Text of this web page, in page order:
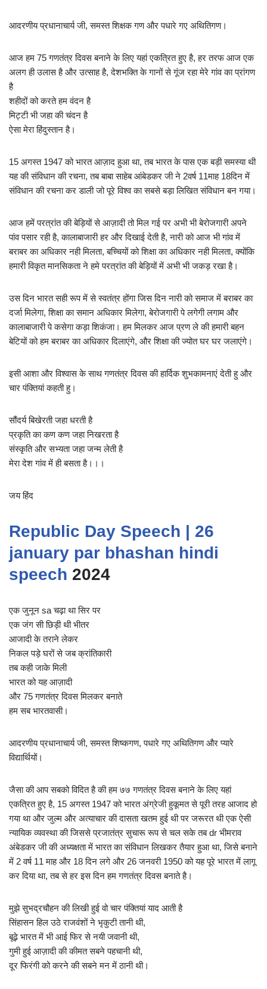
आदरणीय प्रधानाचार्य जी, समस्त शिक्षक गण और पधारे गए अथितिगण।
आज हम 75 गणतंत्र दिवस बनाने के लिए यहां एकत्रित हुए है, हर तरफ आज एक
अलग ही उलास है और उत्साह है, देशभक्ति के गानों से गूंज रहा मेरे गांव का प्रांगण
है
शहीदों को करते हम वंदन है
मिट्टी भी जहा की चंदन है
ऐसा मेरा हिंदुस्तान है।
15 अगस्त 1947 को भारत आज़ाद हुआ था, तब भारत के पास एक बड़ी समस्या थी
यह की संविधान की रचना, तब बाबा साहेब आंबेडकर जी ने 2वर्ष 11माह 18दिन में
संविधान की रचना कर डाली जो पूरे विश्व का सबसे बड़ा लिखित संविधान बन गया।
आज हमें परत्रांत की बेड़ियों से आज़ादी तो मिल गई पर अभी भी बेरोजगारी अपने
पांव पसार रही है, कालाबाजारी हर और दिखाई देती है, नारी को आज भी गांव में
बराबर का अधिकार नही मिलता, बच्चियों को शिक्षा का अधिकार नही मिलता, क्योंकि
हमारी विकृत मानसिकता ने हमे परत्रांत की बेड़ियों में अभी भी जकड़ रखा है।
उस दिन भारत सही रूप में से स्वतंत्र होंगा जिस दिन नारी को समाज में बराबर का
दर्जा मिलेगा, शिक्षा का समान अधिकार मिलेगा, बेरोजगारी पे लगेगी लगाम और
कालाबाजारी पे कसेगा कड़ा शिकंजा। हम मिलकर आज प्रण ले की हमारी बहन
बेटियों को हम बराबर का अधिकार दिलाएंगे, और शिक्षा की ज्योत घर घर जलाएंगे।
इसी आशा और विश्वास के साथ गणतंत्र दिवस की हार्दिक शुभकामनाएं देती हु और
चार पंक्तियां कहती हु।
सौंदर्य बिखेरती जहा धरती है
प्रकृति का कण कण जहा निखरता है
संस्कृति और सभ्यता जहा जन्म लेती है
मेरा देश गांव में ही बसता है।।।
जय हिंद
Republic Day Speech | 26
january par bhashan hindi
speech 2024
एक जुनून sa चढ़ा था सिर पर
एक जंग सी छिड़ी थी भीतर
आजादी के तराने लेकर
निकल पड़े घरों से जब क्रांतिकारी
तब कही जाके मिली
भारत को यह आज़ादी
और 75 गणतंत्र दिवस मिलकर बनाते
हम सब भारतवासी।
आदरणीय प्रधानाचार्य जी, समस्त शिष्कगण, पधारे गए अथितिगण और प्यारे
विद्यार्थियों।
जैसा की आप सबको विदित है की हम ७७ गणतंत्र दिवस बनाने के लिए यहां
एकत्रित हुए है, 15 अगस्त 1947 को भारत अंग्रेजी हुकूमत से पूरी तरह आजाद हो
गया था और जुल्म और अत्याचार की दासता खतम हुई थी पर जरूरत थी एक ऐसी
न्यायिक व्यवस्था की जिससे प्रजातंत्र सुचारू रूप से चल सके तब dr भीमराव
अंबेडकर जी की अध्यक्षता में भारत का संविधान लिखकर तैयार हुआ था, जिसे बनाने
में 2 वर्ष 11 माह और 18 दिन लगे और 26 जनवरी 1950 को यह पूरे भारत में लागू
कर दिया था, तब से हर इस दिन हम गणतंत्र दिवस बनाते है।
मुझे सुभद्रचौहन की लिखी हुई वो चार पंक्तियां याद आती है
सिंहासन हिल उठे राजवंशों ने भृकुटी तानी थी,
बूढ़े भारत में भी आई फिर से नयी जवानी थी,
गुमी हुई आज़ादी की कीमत सबने पहचानी थी,
दूर फिरंगी को करने की सबने मन में ठानी थी।